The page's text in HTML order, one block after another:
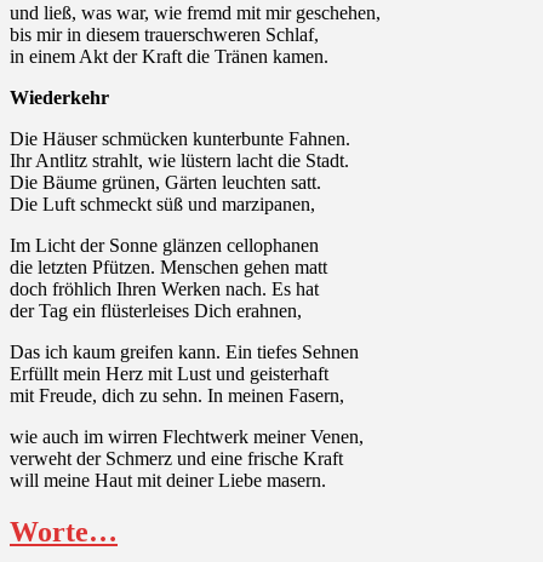
und ließ, was war, wie fremd mit mir geschehen,
bis mir in diesem trauerschweren Schlaf,
in einem Akt der Kraft die Tränen kamen.
Wiederkehr
Die Häuser schmücken kunterbunte Fahnen.
Ihr Antlitz strahlt, wie lüstern lacht die Stadt.
Die Bäume grünen, Gärten leuchten satt.
Die Luft schmeckt süß und marzipanen,
Im Licht der Sonne glänzen cellophanen
die letzten Pfützen. Menschen gehen matt
doch fröhlich Ihren Werken nach. Es hat
der Tag ein flüsterleises Dich erahnen,
Das ich kaum greifen kann. Ein tiefes Sehnen
Erfüllt mein Herz mit Lust und geisterhaft
mit Freude, dich zu sehn. In meinen Fasern,
wie auch im wirren Flechtwerk meiner Venen,
verweht der Schmerz und eine frische Kraft
will meine Haut mit deiner Liebe masern.
Worte…